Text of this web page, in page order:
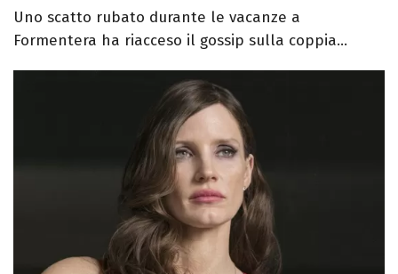
Uno scatto rubato durante le vacanze a
Formentera ha riacceso il gossip sulla coppia...